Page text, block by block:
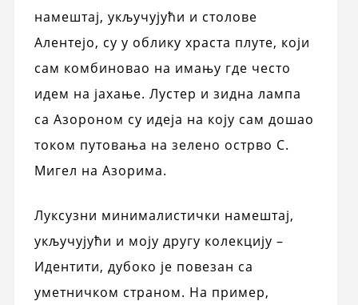
намештај, укључујући и столове
Алентејо, су у облику храста плуте, који
сам комбиновао на имању где често
идем на јахање. Лустер и зидна лампа
са Азороном су идеја на коју сам дошао
током путовања на зелено острво С.
Мигел на Азорима.
Луксузни минималистички намештај,
укључујући и моју другу колекцију –
Идентити, дубоко је повезан са
уметничком страном. На пример,